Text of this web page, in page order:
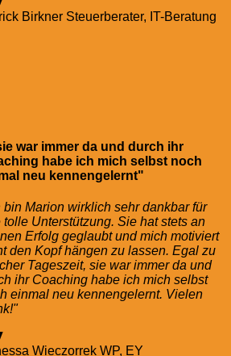
Birkner Steuerberater, IT-Beratung
war immer da und durch ihr
habe ich mich selbst noch
neu kennengelernt"
bin Marion wirklich sehr dankbar für
tolle Unterstützung. Sie hat stets an
Erfolg geglaubt und mich motiviert
den Kopf hängen zu lassen. Egal zu
Tageszeit, sie war immer da und
ihr Coaching habe ich mich selbst
einmal neu kennengelernt. Vielen
Wieczorrek WP, EY